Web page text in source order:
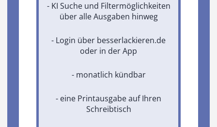
- KI Suche und Filtermöglichkeiten
über alle Ausgaben hinweg
- Login über besserlackieren.de
oder in der App
- monatlich kündbar
- eine Printausgabe auf Ihren
Schreibtisch